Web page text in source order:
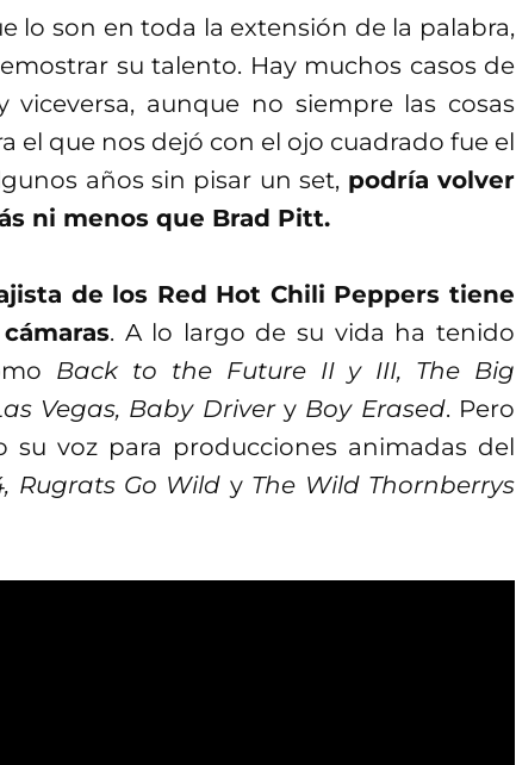
lo son en toda la extensión de la palabra,
su talento. Hay muchos casos de
viceversa, aunque no siempre las cosas
el que nos dejó con el ojo cuadrado fue el
años sin pisar un set, podría volver
ni menos que Brad Pitt.
de los Red Hot Chili Peppers tiene
. A lo largo de su vida ha tenido
Back to the Future II y III, The Big
Vegas, Baby Drivery Boy Erased. Pero
voz para producciones animadas del
Rugrats Go Wild yThe Wild Thornberrys